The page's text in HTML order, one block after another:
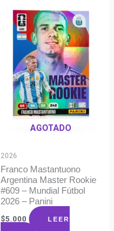
AGOTADO
2026
Franco Mastantuono
Argentina Master Rookie
#609 – Mundial Fútbol
2026 – Panini
$5.000 LEER